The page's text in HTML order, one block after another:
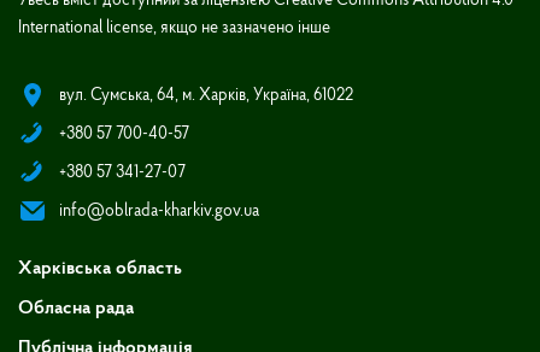
International license, якщо не зазначено інше
вул. Сумська, 64, м. Харків, Україна, 61022
+380 57 700-40-57
+380 57 341-27-07
info@oblrada-kharkiv.gov.ua
Харківська область
Обласна рада